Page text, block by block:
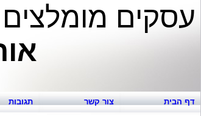
עסקים
אוהד
דף הבית צור קשר תגובות